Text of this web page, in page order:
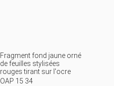
Fragment fond jaune orné
de feuilles stylisées
rouges tirant sur l'ocre
OAP 15 34